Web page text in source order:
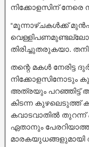
നിക്കോളസിന് നേരെ
“മൂന്നാഴ്ചകൾക്ക്
തിരിച്ചുതരുകയാ.
തന്റെ മകൾ നേരിട്ട
നിക്കോളസിനോടും
അത്രയും പറഞ്ഞിട്ട്
കിടന്ന കുഴലെടുത്ത്
കവാടവാതിൽ
ഏതാനും
മാരകയുധങ്ങളുമായി